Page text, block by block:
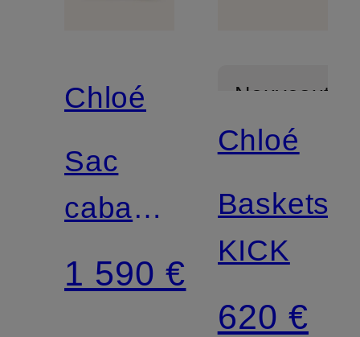
Chloé
Sac
cabas
CLOVER
1 590 €
Nouveautés
Avec
certification
Chloé
Baskets
KICK
620 €